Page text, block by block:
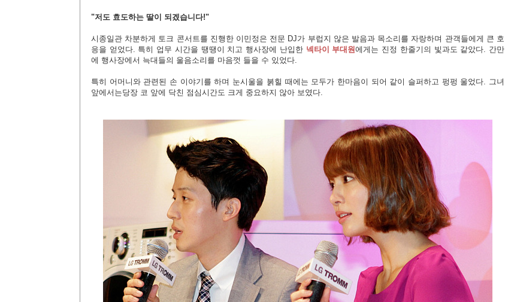
"저도 효도하는 딸이 되겠습니다!"
시종일관 차분하게 토크 콘서트를 진행한 이민정은 전문 DJ가 부럽지 않은 발음과 목소리를 자랑하며 관객들에게 큰 호
응을 얻었다. 특히 업무 시간을 땡땡이 치고 행사장에 난입한 넥타이 부대원에게는 진정 한줄기의 빛과도 같았다. 간만
에 행사장에서 늑대들의 울음소리를 마음껏 들을 수 있었다.
특히 어머니와 관련된 손 이야기를 하며 눈시울을 붉힐 때에는 모두가 한마음이 되어 같이 슬퍼하고 펑펑 울었다. 그녀
앞에서는당장 코 앞에 닥친 점심시간도 크게 중요하지 않아 보였다.